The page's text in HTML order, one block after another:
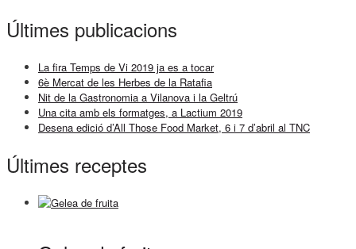
Últimes publicacions
La fira Temps de Vi 2019 ja es a tocar
6è Mercat de les Herbes de la Ratafia
Nit de la Gastronomia a Vilanova i la Geltrú
Una cita amb els formatges, a Lactium 2019
Desena edició d’All Those Food Market, 6 i 7 d’abril al TNC
Últimes receptes